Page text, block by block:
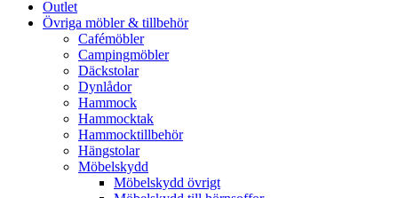
Outlet
Övriga möbler & tillbehör
Cafémöbler
Campingmöbler
Däckstolar
Dynlådor
Hammock
Hammocktak
Hammocktillbehör
Hängstolar
Möbelskydd
Möbelskydd övrigt